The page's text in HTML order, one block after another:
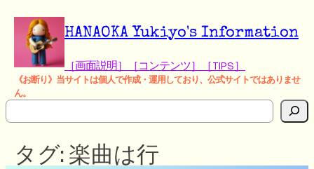
HANAOKA Yukiyo's Information
［画面説明］ ［コンテンツ］ ［TIPS］
《お断り》当サイトは個人で作成・運用しており、公式サイトではありませ
ん。
検
索
タグ: 楽曲は行